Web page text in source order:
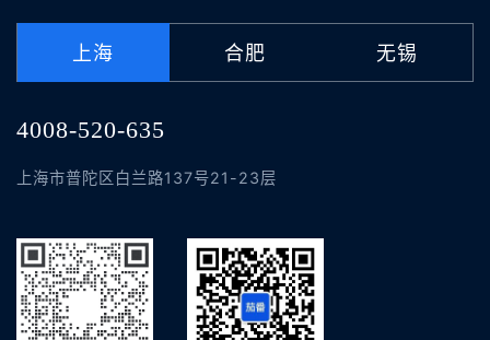
上海 合肥 无锡
4008-520-635
上海市普陀区白兰路137号21-23层